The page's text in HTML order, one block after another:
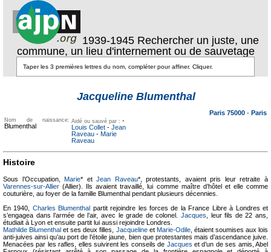
1939-1945 Rechercher un juste, une
commune, un lieu d'internement ou de sauvetage
Jacqueline Blumenthal
Paris 75000 - Paris
Nom de naissance:
Blumenthal
Aidé ou sauvé par : -
Louis Collet - Jean
Raveau - Marie
Raveau
Histoire
Sous l’Occupation,Marie* etJean Raveau*, protestants, avaient pris leur retraite à
Varennes-sur-Allier (Allier). Ils avaient travaillé, lui comme maître d’hôtel et elle comme
couturière, au foyer de la famille Blumenthal pendant plusieurs décennies.
En 1940, Charles Blumenthal partit rejoindre les forces de la France Libre à Londres et
s’engagea dans l’armée de l’air, avec le grade de colonel. Jacques , leur fils de 22 ans,
étudiait à Lyon et ensuite partit lui aussi rejoindre Londres.
Mathilde Blumenthal et ses deux filles, Jacquelineet Marie-Odile, étaient soumises aux lois
anti-juives ainsi qu’au port de l’étoile jaune, bien que protestantes mais d’ascendance juive.
Menacées par les rafles, elles suivirent les conseils de Jacques et d’un de ses amis, Abel